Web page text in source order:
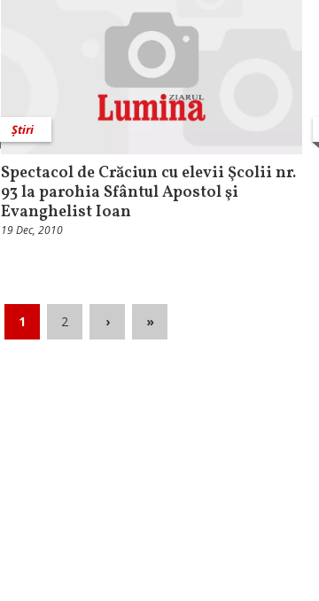
Știri
Spectacol de Crăciun cu elevii Şcolii nr.
93 la parohia Sfântul Apostol şi
Evanghelist Ioan
19 Dec, 2010
1 2 › »